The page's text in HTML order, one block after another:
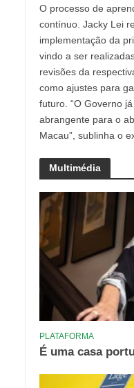
O processo de
contínuo. Jacky Lei
implementação da
vindo a ser
revisões da
como ajustes para
futuro. “O Governo
abrangente para o
Macau”, sublinha o
Multimédia
PLATAFORMA
É uma casa